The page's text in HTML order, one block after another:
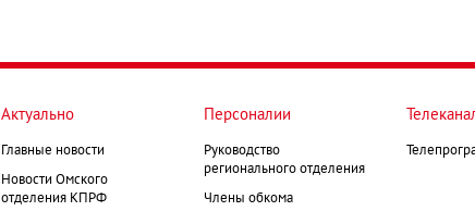
Актуально
Главные новости
Новости Омского
отделения КПРФ
Персоналии
Руководство
регионального отделения
Члены обкома